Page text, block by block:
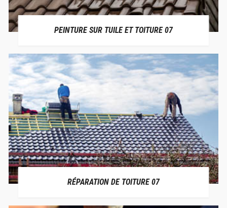
PEINTURE SUR TUILE ET TOITURE 07
RÉPARATION DE TOITURE 07